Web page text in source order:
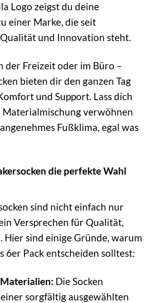
Logo zeigst du deine
einer Marke, die seit
und Innovation steht.
der Freizeit oder im Büro –
bieten dir den ganzen Tag
und Support. Lass dich
verwöhnen
Fußklima, egal was
die perfekte Wahl
sind nicht einfach nur
Versprechen für Qualität,
Hier sind einige Gründe, warum
6er Pack entscheiden solltest:
Die Socken
sorgfältig ausgewählten